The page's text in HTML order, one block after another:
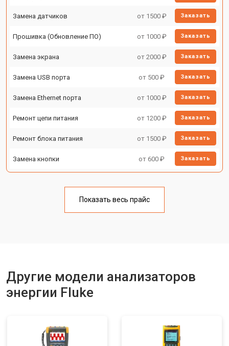
Замена датчиков от 1500 ₽ Заказать
Прошивка (Обновление ПО) от 1000 ₽ Заказать
Замена экрана от 2000 ₽ Заказать
Замена USB порта от 500 ₽ Заказать
Замена Ethernet порта от 1000 ₽ Заказать
Ремонт цепи питания от 1200 ₽ Заказать
Ремонт блока питания от 1500 ₽ Заказать
Замена кнопки от 600 ₽ Заказать
Показать весь прайс
Другие модели анализаторов
энергии Fluke